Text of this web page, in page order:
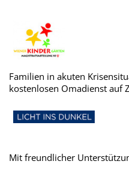
Familien in akuten
kostenlosen Omadienst auf
Mit freundlicher